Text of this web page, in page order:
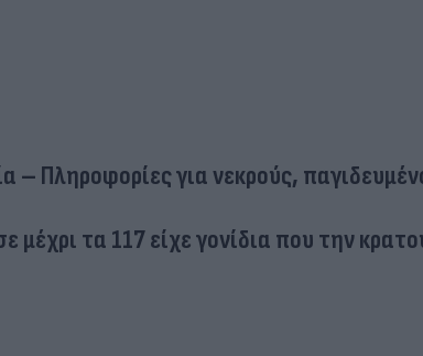
– Πληροφορίες για νεκρούς,
μέχρι τα 117 είχε γονίδια που την